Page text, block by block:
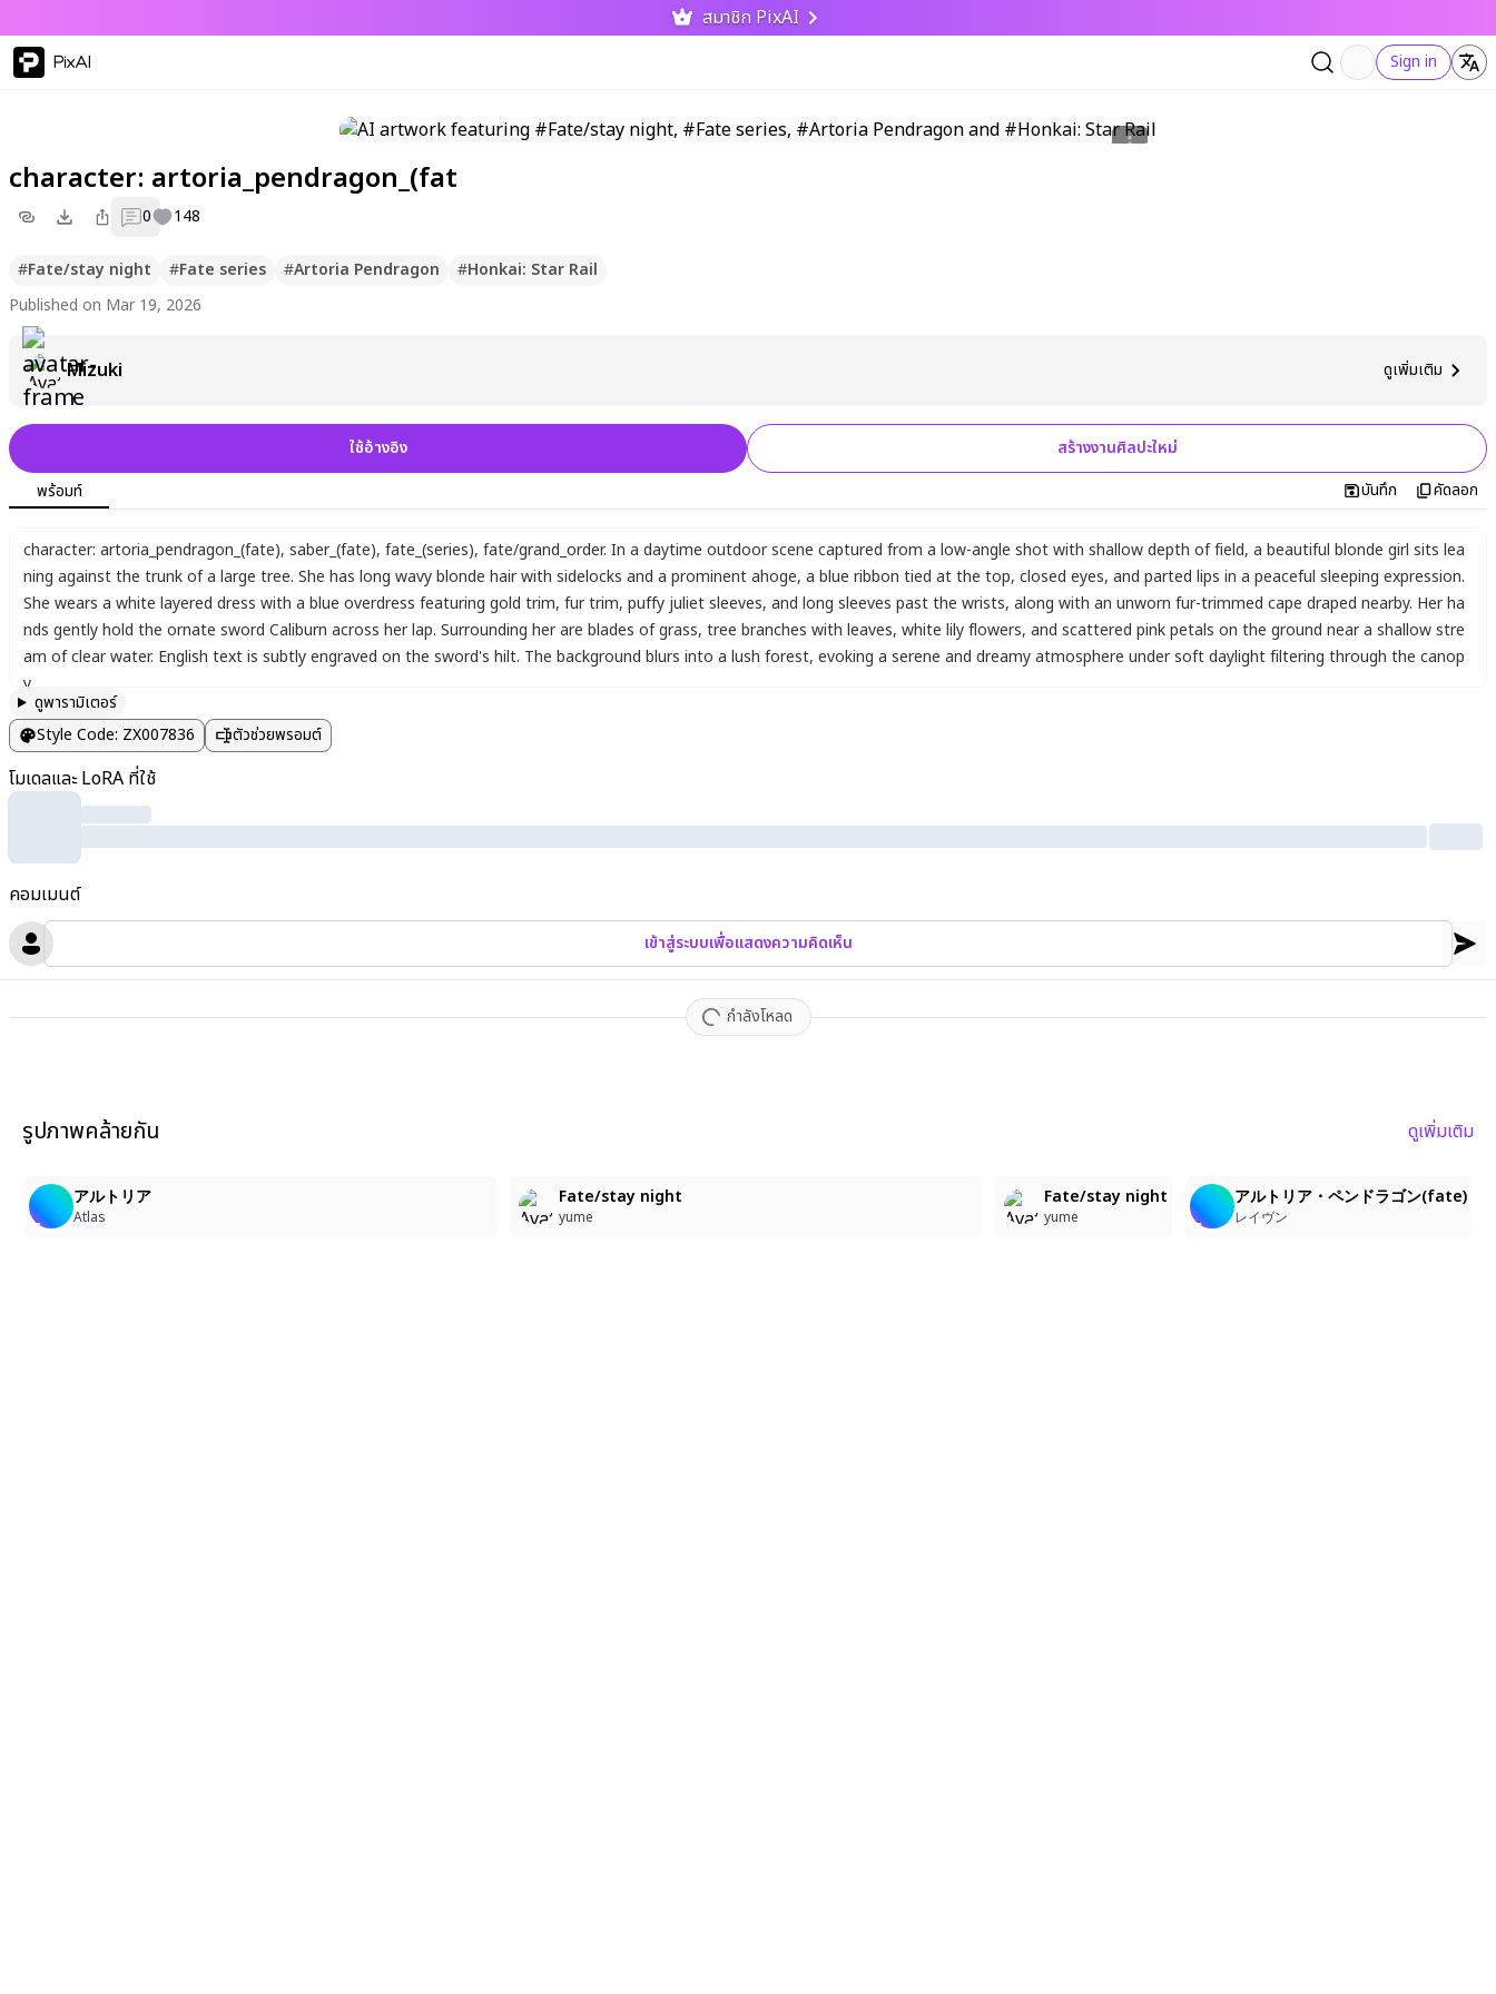
สมาชิก PixAI
PixAI Sign in
character: artoria_pendragon_(fat
0 148
#Fate/stay night #Fate series #Artoria Pendragon #Honkai: Star Rail
Published on Mar 19, 2026
Mizuki ดูเพิ่มเติม
คอมเมนต์
เข้าสู่ระบบเพื่อแสดงความคิดเห็น
กำลังโหลด
ใช้อ้างอิง
สร้างงานศิลปะใหม่
พร้อมท์
บันทึก คัดลอก
character: artoria_pendragon_(fate), saber_(fate), fate_(series), fate/grand_order. In a daytime outdoor scene captured from a low-angle shot with shallow depth of field, a beautiful blonde girl sits lea
ning against the trunk of a large tree. She has long wavy blonde hair with sidelocks and a prominent ahoge, a blue ribbon tied at the top, closed eyes, and parted lips in a peaceful sleeping expression.
She wears a white layered dress with a blue overdress featuring gold trim, fur trim, puffy juliet sleeves, and long sleeves past the wrists, along with an unworn fur-trimmed cape draped nearby. Her ha
nds gently hold the ornate sword Caliburn across her lap. Surrounding her are blades of grass, tree branches with leaves, white lily flowers, and scattered pink petals on the ground near a shallow stre
am of clear water. English text is subtly engraved on the sword's hilt. The background blurs into a lush forest, evoking a serene and dreamy atmosphere under soft daylight filtering through the canop
y.
ดูพารามิเตอร์
Style Code: ZX007836 ตัวช่วยพรอมต์
โมเดลและ LoRA ที่ใช้
รูปภาพคล้ายกัน ดูเพิ่มเติม
アルトリア
Atlas
Fate/stay night
yume
Fate/stay night
yume
アルトリア・ペンドラゴン(fate)
レイヴン